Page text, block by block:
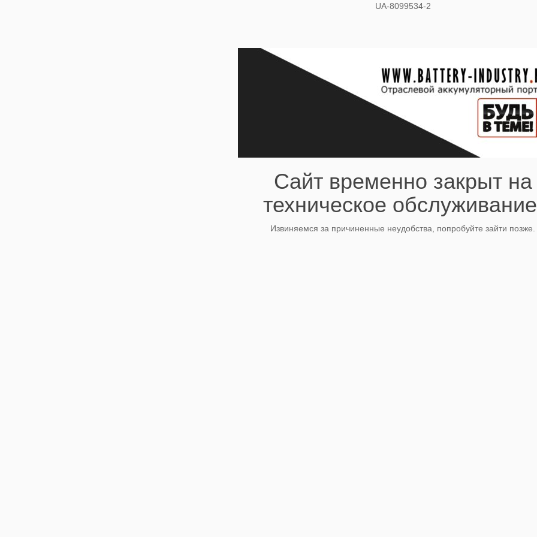
UA-8099534-2
Сайт временно закрыт на
техническое
Извиняемся за причиненные неудобства, попробуйте зайти позже.